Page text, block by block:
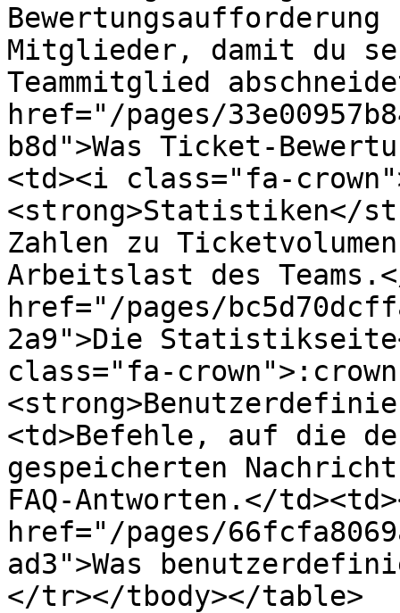
Mitglieder, damit du
Teammitglied
href="/pages/
b8d">Was Ticket-
<td><i class="fa-
<strong>Statistiken</
Zahlen zu
Arbeitslast des
href="/pages/
2a9">Die
class="fa-
<td>Befehle, auf die
gespeicherten
FAQ-Antworten.</
href="/pages/
ad3">Was
</tr></tbody></table>